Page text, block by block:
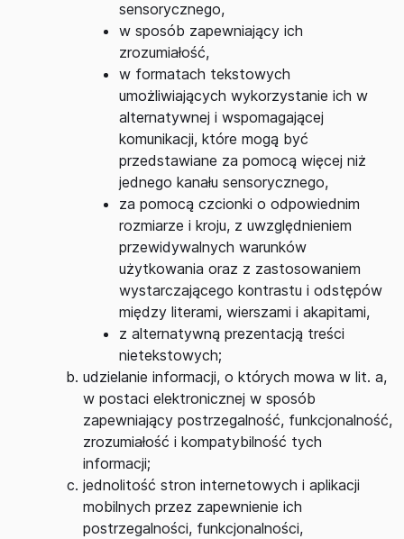
sensorycznego,
w sposób zapewniający ich
zrozumiałość,
w formatach tekstowych
umożliwiających wykorzystanie ich w
alternatywnej i wspomagającej
komunikacji, które mogą być
przedstawiane za pomocą więcej niż
jednego kanału sensorycznego,
za pomocą czcionki o odpowiednim
rozmiarze i kroju, z uwzględnieniem
przewidywalnych warunków
użytkowania oraz z zastosowaniem
wystarczającego kontrastu i odstępów
między literami, wierszami i akapitami,
z alternatywną prezentacją treści
nietekstowych;
udzielanie informacji, o których mowa w lit. a,
w postaci elektronicznej w sposób
zapewniający postrzegalność, funkcjonalność,
zrozumiałość i kompatybilność tych
informacji;
jednolitość stron internetowych i aplikacji
mobilnych przez zapewnienie ich
postrzegalności, funkcjonalności,